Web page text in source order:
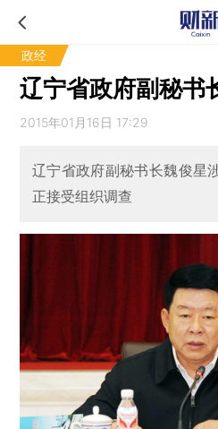
政经
辽宁省政府副秘书
2015年01月16日 17:29
辽宁省政府副秘书长魏俊星
正接受组织调查